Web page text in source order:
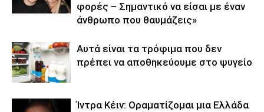
φορές – Σημαντικό να είσαι με έναν
άνθρωπο που θαυμάζεις»
Αυτά είναι τα τρόφιμα που δεν
πρέπει να αποθηκεύουμε στο ψυγείο
Ίντρα Κέιν: Οραματίζομαι μια Ελλάδα